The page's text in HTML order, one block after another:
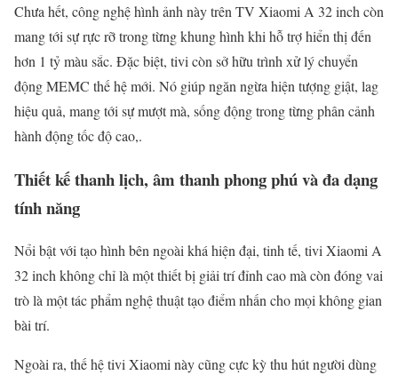
Chưa hết, công nghệ hình ảnh này trên TV Xiaomi A 32 inch còn
mang tới sự rực rỡ trong từng khung hình khi hỗ trợ hiển thị đến
hơn 1 tỷ màu sắc. Đặc biệt, tivi còn sở hữu trình xử lý chuyển
động MEMC thế hệ mới. Nó giúp ngăn ngừa hiện tượng giật, lag
hiệu quả, mang tới sự mượt mà, sống động trong từng phân cảnh
hành động tốc độ cao,.
Thiết kế thanh lịch, âm thanh phong phú và đa dạng
tính năng
Nổi bật với tạo hình bên ngoài khá hiện đại, tinh tế, tivi Xiaomi A
32 inch không chỉ là một thiết bị giải trí đỉnh cao mà còn đóng vai
trò là một tác phẩm nghệ thuật tạo điểm nhấn cho mọi không gian
bài trí.
Ngoài ra, thế hệ tivi Xiaomi này cũng cực kỳ thu hút người dùng